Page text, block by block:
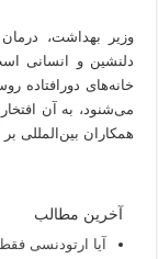
وزیر بهداشت،
دلنشین و انسانی
خانه‌های دورافتاده
می‌شنود، به آن
همکاران بین‌المللی
آخرین مطالب
آیا ارتودنسی